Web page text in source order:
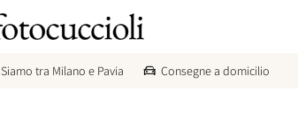
Siamo tra Milano e Pavia Consegne a domicilio